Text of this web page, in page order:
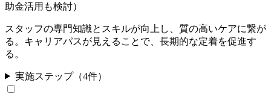
助金活用も検討）
スタッフの専門知識とスキルが向上し、質の高いケアに繋が
る。キャリアパスが見えることで、長期的な定着を促進す
る。
実施ステップ（4件）